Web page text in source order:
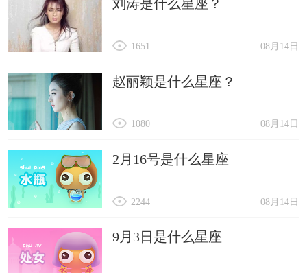
刘涛是什么星座？
08月14日
1651
赵丽颖是什么星座？
08月14日
1080
2月16号是什么星座
08月14日
2244
9月3日是什么星座